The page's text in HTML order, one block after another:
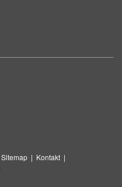
Sitemap | Kontakt |